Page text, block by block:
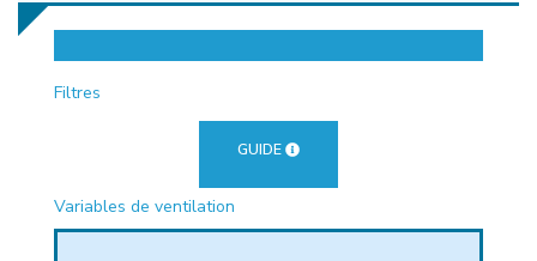
Filtres
GUIDE
Variables de ventilation